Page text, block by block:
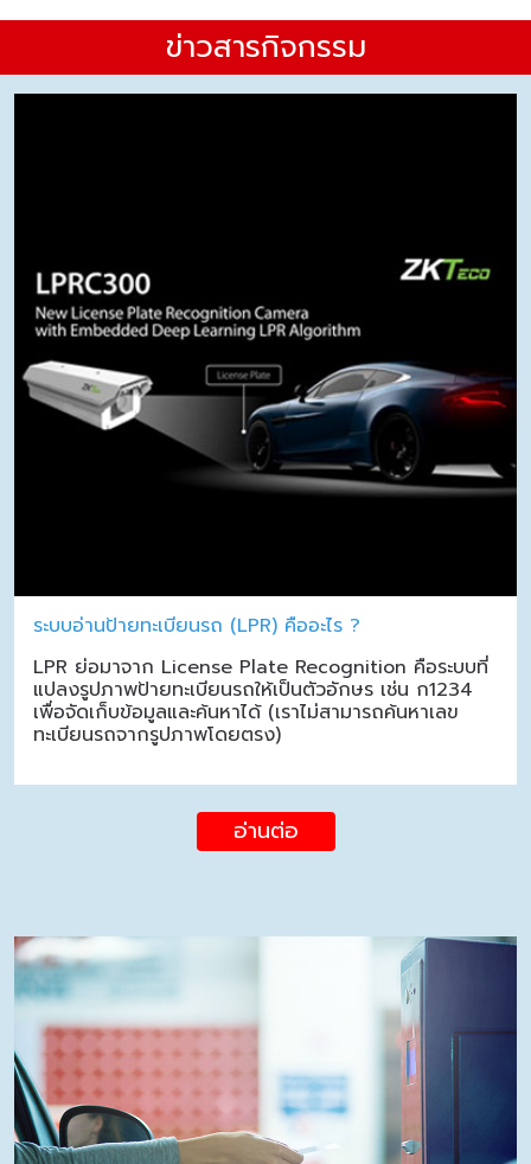
ข่าวสารกิจกรรม
ระบบอ่านป้ายทะเบียนรถ (LPR) คืออะไร ?
LPR ย่อมาจาก License Plate Recognition คือระบบที่
แปลงรูปภาพป้ายทะเบียนรถให้เป็นตัวอักษร เช่น ก1234
เพื่อจัดเก็บข้อมูลและค้นหาได้ (เราไม่สามารถค้นหาเลข
ทะเบียนรถจากรูปภาพโดยตรง)
อ่านต่อ